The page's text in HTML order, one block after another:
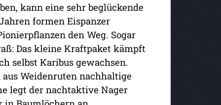
kann eine sehr beglückende
formen Eispanzer
den Weg. Sogar
Das kleine Kraftpaket kämpft
selbst Karibus gewachsen.
Weidenruten nachhaltige
legt der nachtaktive Nager